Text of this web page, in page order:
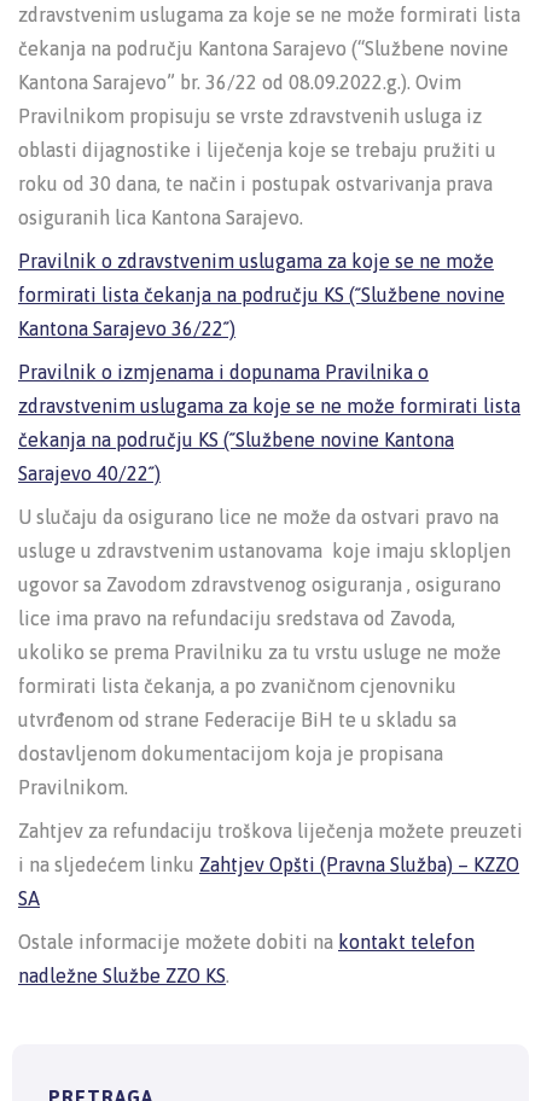
zdravstvenim uslugama za koje se ne može formirati lista
čekanja na području Kantona Sarajevo (“Službene novine
Kantona Sarajevo” br. 36/22 od 08.09.2022.g.). Ovim
Pravilnikom propisuju se vrste zdravstvenih usluga iz
oblasti dijagnostike i liječenja koje se trebaju pružiti u
roku od 30 dana, te način i postupak ostvarivanja prava
osiguranih lica Kantona Sarajevo.
Pravilnik o zdravstvenim uslugama za koje se ne može
formirati lista čekanja na području KS (˝Službene novine
Kantona Sarajevo 36/22˝)
Pravilnik o izmjenama i dopunama Pravilnika o
zdravstvenim uslugama za koje se ne može formirati lista
čekanja na području KS (˝Službene novine Kantona
Sarajevo 40/22˝)
U slučaju da osigurano lice ne može da ostvari pravo na
usluge u zdravstvenim ustanovama koje imaju sklopljen
ugovor sa Zavodom zdravstvenog osiguranja , osigurano
lice ima pravo na refundaciju sredstava od Zavoda,
ukoliko se prema Pravilniku za tu vrstu usluge ne može
formirati lista čekanja, a po zvaničnom cjenovniku
utvrđenom od strane Federacije BiH te u skladu sa
dostavljenom dokumentacijom koja je propisana
Pravilnikom.
Zahtjev za refundaciju troškova liječenja možete preuzeti
i na sljedećem linku Zahtjev Opšti (Pravna Služba) – KZZO
SA
Ostale informacije možete dobiti na kontakt telefon
nadležne Službe ZZO KS.